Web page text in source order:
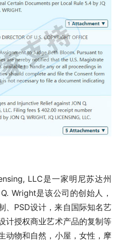
LLC是一家明尼苏达州
Wright是该公司的创始人，
、PSD设计，来自国际知名艺
计授权商业艺术产品的复制等
动物和自然，小屋，女性，摩